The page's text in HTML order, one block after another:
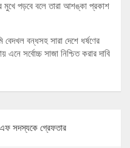
মুখে পড়বে বলে তারা আশঙ্কা প্রকাশ
বেদখল বন্ধসহ সারা দেশে ধর্ষণের
সর্বোচ্চ সাজা নিশ্চিত করার দাবি
সদস্যকে গ্রেফতার